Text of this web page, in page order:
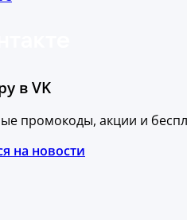
в VK
промокоды, акции и
на новости